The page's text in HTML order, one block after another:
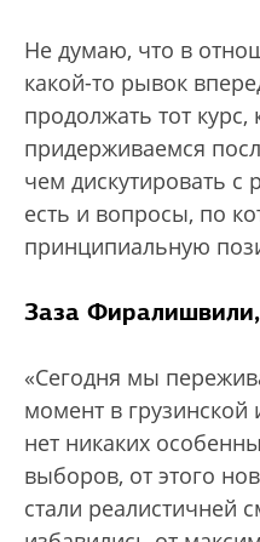
Не думаю, что в
какой-то рывок
продолжать тот курс,
придерживаемся
чем дискутировать с
есть и вопросы, по
принципиальную
Заза
«Сегодня мы
момент в грузинской
нет никаких
выборов, от этого
стали реалистичней